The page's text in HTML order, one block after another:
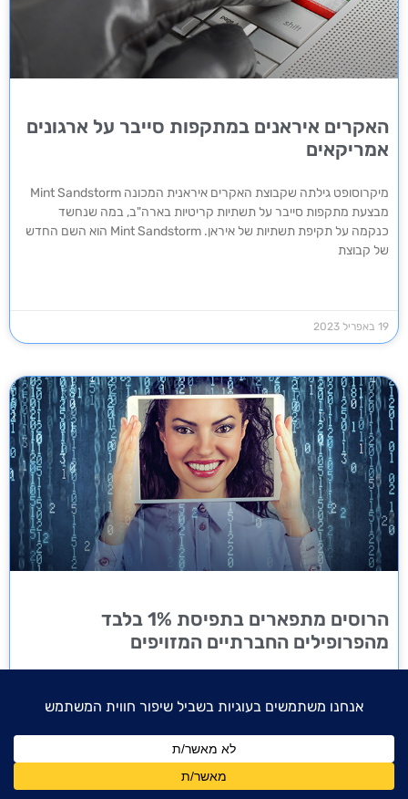
האקרים איראנים במתקפות סייבר על ארגונים
אמריקאים
מיקרוסופט גילתה שקבוצת האקרים איראנית המכונה Mint Sandstorm
מבצעת מתקפות סייבר על תשתיות קריטיות בארה"ב, במה שנחשד
כנקמה על תקיפת תשתיות של איראן. Mint Sandstorm הוא השם החדש
של קבוצת
19 באפריל 2023
הרוסים מתפארים בתפיסת 1% בלבד
מהפרופילים החברתיים המזויפים
במנועי חיפוש מכפי שהיה ידוע, תוך חיזוק שקרים לגבי הצבא של אוקראינה